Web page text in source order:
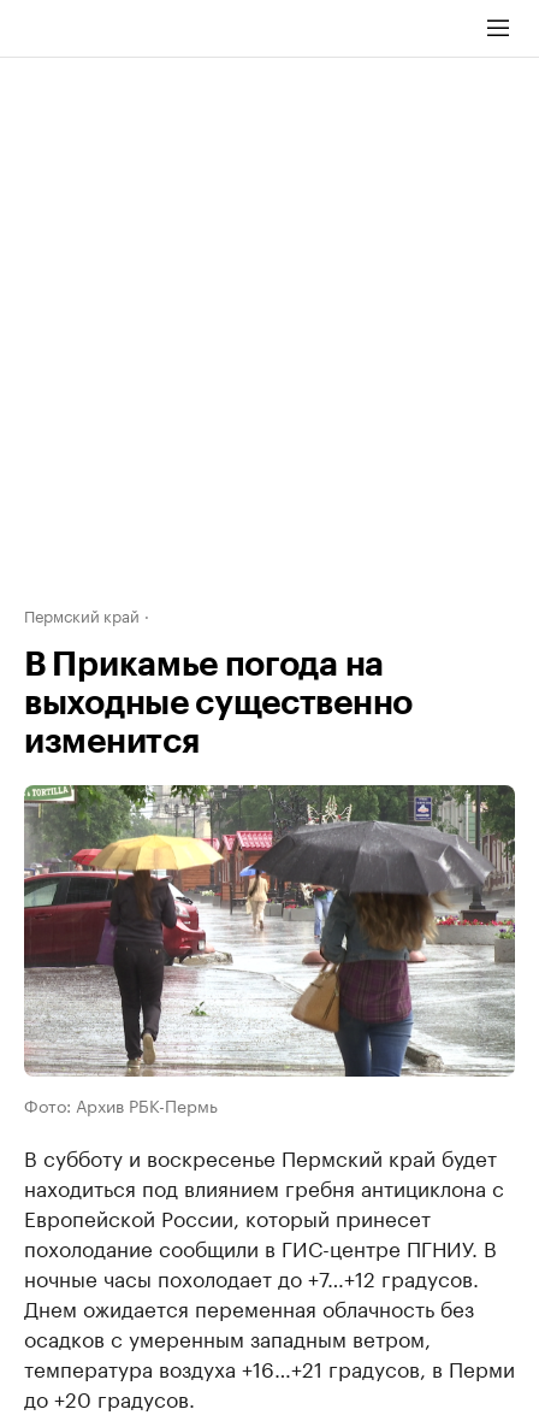
Пермский край
В Прикамье погода на
выходные существенно
изменится
Фото: Архив РБК-Пермь
В субботу и воскресенье Пермский край будет
находиться под влиянием гребня антициклона с
Европейской России, который принесет
похолодание сообщили в ГИС-центре ПГНИУ. В
ночные часы похолодает до +7…+12 градусов.
Днем ожидается переменная облачность без
осадков с умеренным западным ветром,
температура воздуха +16…+21 градусов, в Перми
до +20 градусов.